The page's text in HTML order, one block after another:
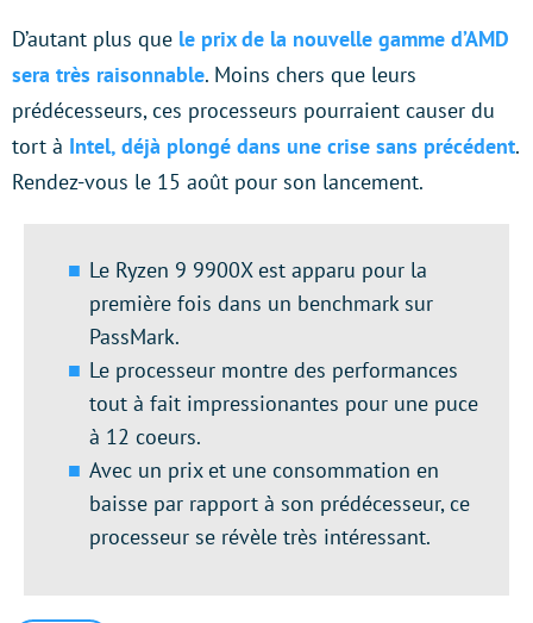
D’autant plus que le prix de la nouvelle gamme d’AMD
sera très raisonnable. Moins chers que leurs
prédécesseurs, ces processeurs pourraient causer du
tort à Intel, déjà plongé dans une crise sans précédent.
Rendez-vous le 15 août pour son lancement.
Le Ryzen 9 9900X est apparu pour la
première fois dans un benchmark sur
PassMark.
Le processeur montre des performances
tout à fait impressionantes pour une puce
à 12 coeurs.
Avec un prix et une consommation en
baisse par rapport à son prédécesseur, ce
processeur se révèle très intéressant.